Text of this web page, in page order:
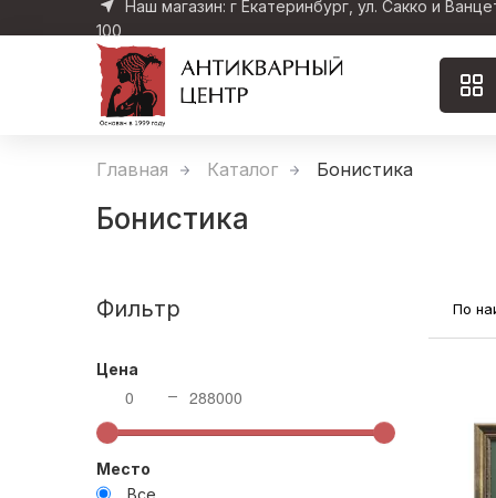
Наш магазин: г Екатеринбург, ул. Сакко и
100
Главная Каталог Бонистика
Бонистика
Фильтр
Цена
0 288000
Место
Все
По